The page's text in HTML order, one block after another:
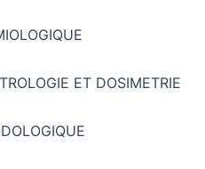
ET DOSIMETRIE